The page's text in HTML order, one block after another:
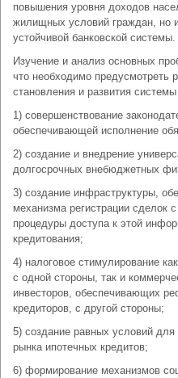
повышения уровня доходов
жилищных условий граждан, но
устойчивой банковской системы.
Изучение и анализ основных
что необходимо предусмотреть
становления и развития
1) совершенствование
обеспечивающей исполнение
2) создание и внедрение
долгосрочных внебюджетных
3) создание инфраструктуры,
механизма регистрации сделок
процедуры доступа к этой
кредитования;
4) налоговое стимулирование
с одной стороны, так и
инвесторов, обеспечивающих
кредиторов, с другой стороны;
5) создание равных условий
рынка ипотечных кредитов;
6) формирование механизмов